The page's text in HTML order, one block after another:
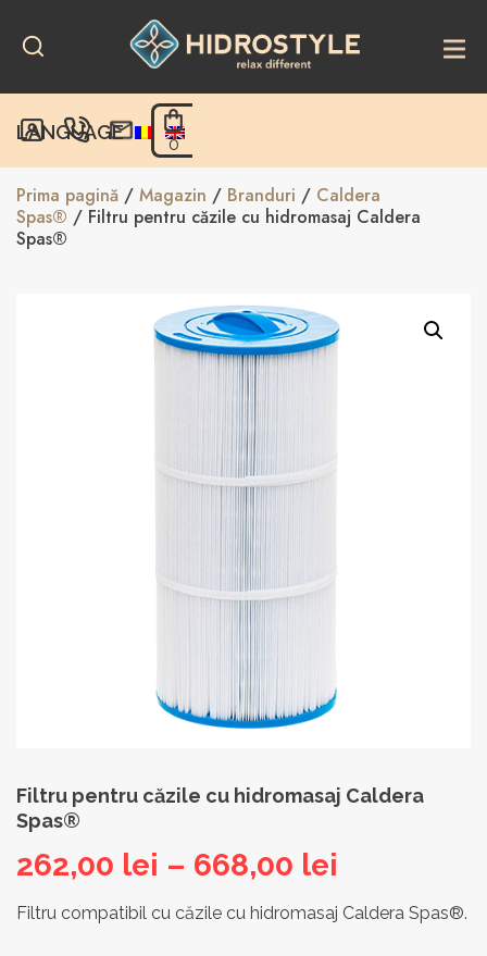
content
LANGUAGE
0
Prima pagină / Magazin / Branduri / Caldera
Spas® / Filtru pentru căzile cu hidromasaj Caldera
Spas®
Filtru pentru căzile cu hidromasaj Caldera
Spas®
262,00 lei – 668,00 lei
de
Filtru compatibil cu căzile cu hidromasaj Caldera Spas®.